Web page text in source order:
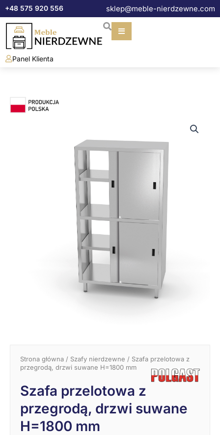
do+48 575 920 556 sklep@meble-nierdzewne.com
Panel Klienta
Strona główna / Szafy nierdzewne / Szafa przelotowa z
przegrodą, drzwi suwane H=1800 mm
Szafa przelotowa z
przegrodą, drzwi suwane
H=1800 mm